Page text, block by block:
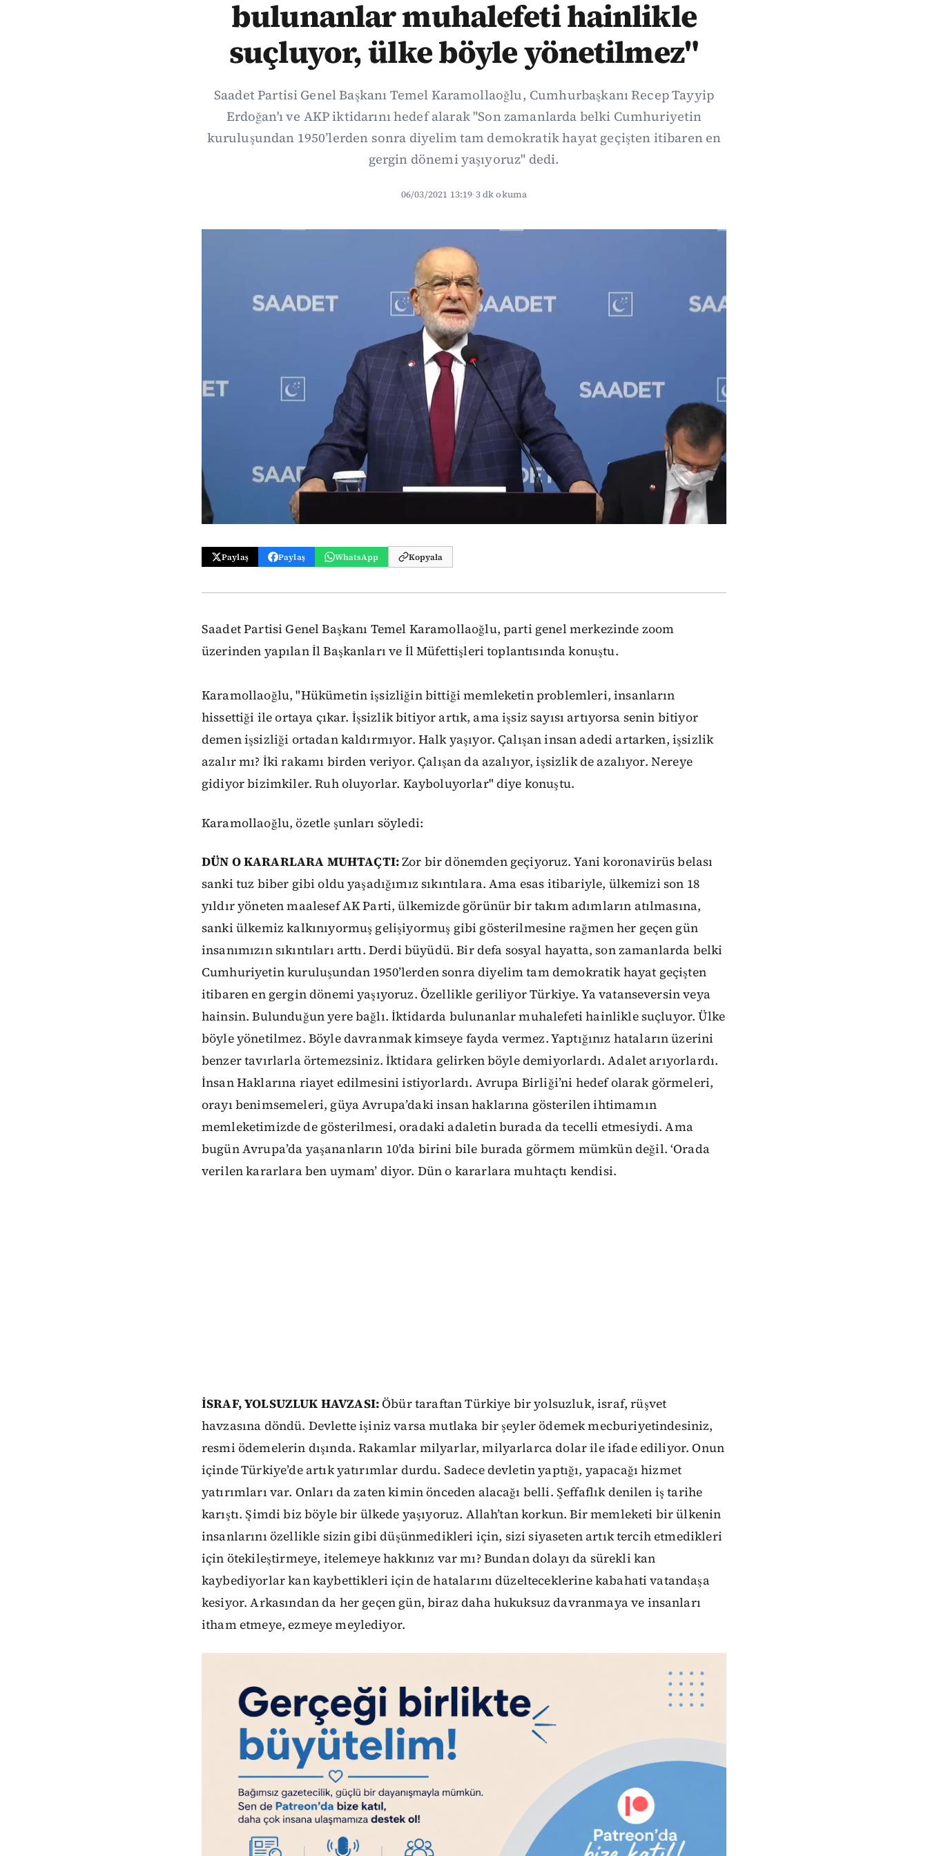
bulunanlar muhalefeti hainlikle
suçluyor, ülke böyle yönetilmez"
Saadet Partisi Genel Başkanı Temel Karamollaoğlu, Cumhurbaşkanı Recep Tayyip
Erdoğan'ı ve AKP iktidarını hedef alarak "Son zamanlarda belki Cumhuriyetin
kuruluşundan 1950’lerden sonra diyelim tam demokratik hayat geçişten itibaren en
gergin dönemi yaşıyoruz" dedi.
06/03/2021 13:19·3 dk okuma
Paylaş Paylaş WhatsApp Kopyala
Saadet Partisi Genel Başkanı Temel Karamollaoğlu, parti genel merkezinde zoom
üzerinden yapılan İl Başkanları ve İl Müfettişleri toplantısında konuştu.
Karamollaoğlu, "Hükümetin işsizliğin bittiği memleketin problemleri, insanların
hissettiği ile ortaya çıkar. İşsizlik bitiyor artık, ama işsiz sayısı artıyorsa senin bitiyor
demen işsizliği ortadan kaldırmıyor. Halk yaşıyor. Çalışan insan adedi artarken, işsizlik
azalır mı? İki rakamı birden veriyor. Çalışan da azalıyor, işsizlik de azalıyor. Nereye
gidiyor bizimkiler. Ruh oluyorlar. Kayboluyorlar" diye konuştu.
Karamollaoğlu, özetle şunları söyledi:
DÜN O KARARLARA MUHTAÇTI:Zor bir dönemden geçiyoruz. Yani koronavirüs belası
sanki tuz biber gibi oldu yaşadığımız sıkıntılara. Ama esas itibariyle, ülkemizi son 18
yıldır yöneten maalesef AK Parti, ülkemizde görünür bir takım adımların atılmasına,
sanki ülkemiz kalkınıyormuş gelişiyormuş gibi gösterilmesine rağmen her geçen gün
insanımızın sıkıntıları arttı. Derdi büyüdü. Bir defa sosyal hayatta, son zamanlarda belki
Cumhuriyetin kuruluşundan 1950’lerden sonra diyelim tam demokratik hayat geçişten
itibaren en gergin dönemi yaşıyoruz. Özellikle geriliyor Türkiye. Ya vatanseversin veya
hainsin. Bulunduğun yere bağlı. İktidarda bulunanlar muhalefeti hainlikle suçluyor. Ülke
böyle yönetilmez. Böyle davranmak kimseye fayda vermez. Yaptığınız hataların üzerini
benzer tavırlarla örtemezsiniz. İktidara gelirken böyle demiyorlardı. Adalet arıyorlardı.
İnsan Haklarına riayet edilmesini istiyorlardı. Avrupa Birliği’ni hedef olarak görmeleri,
orayı benimsemeleri, güya Avrupa’daki insan haklarına gösterilen ihtimamın
memleketimizde de gösterilmesi, oradaki adaletin burada da tecelli etmesiydi. Ama
bugün Avrupa’da yaşananların 10’da birini bile burada görmem mümkün değil. ‘Orada
verilen kararlara ben uymam’ diyor. Dün o kararlara muhtaçtı kendisi.
İSRAF, YOLSUZLUK HAVZASI:Öbür taraftan Türkiye bir yolsuzluk, israf, rüşvet
havzasına döndü. Devlette işiniz varsa mutlaka bir şeyler ödemek mecburiyetindesiniz,
resmi ödemelerin dışında. Rakamlar milyarlar, milyarlarca dolar ile ifade ediliyor. Onun
içinde Türkiye’de artık yatırımlar durdu. Sadece devletin yaptığı, yapacağı hizmet
yatırımları var. Onları da zaten kimin önceden alacağı belli. Şeffaflık denilen iş tarihe
karıştı. Şimdi biz böyle bir ülkede yaşıyoruz. Allah’tan korkun. Bir memleketi bir ülkenin
insanlarını özellikle sizin gibi düşünmedikleri için, sizi siyaseten artık tercih etmedikleri
için ötekileştirmeye, itelemeye hakkınız var mı? Bundan dolayı da sürekli kan
kaybediyorlar kan kaybettikleri için de hatalarını düzelteceklerine kabahati vatandaşa
kesiyor. Arkasından da her geçen gün, biraz daha hukuksuz davranmaya ve insanları
itham etmeye, ezmeye meylediyor.